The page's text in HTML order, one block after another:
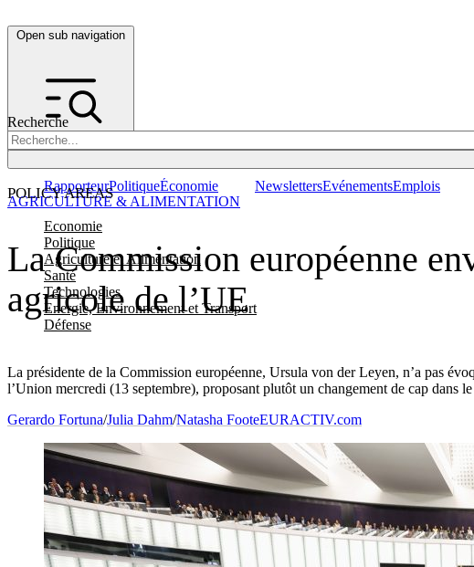
Open sub navigation
Recherche
POLICY AREAS
Economie
Politique
Agriculture et Alimentation
Santé
Technologies
Energie, Environnement et Transport
Défense
RapporteurPolitiqueÉconomie NewslettersEvénementsEmplois
La Commission européenne
agricole de l’UE
La présidente de la Commission européenne, Ursula von der Leyen, n’a pas
l’Union mercredi (13 septembre), proposant plutôt un changement de cap dans
AGRICULTURE & ALIMENTATION
Gerardo Fortuna/Julia Dahm/Natasha FooteEURACTIV.com